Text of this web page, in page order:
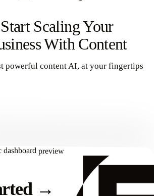
Start Scaling Your
With Content
powerful content AI, at your fingertips
→